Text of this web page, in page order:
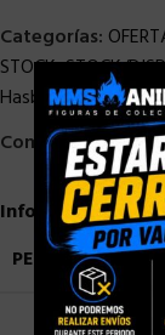
Categorías:
STOCK,STOCK/
Hasbro
Compartir:
Información
PESO